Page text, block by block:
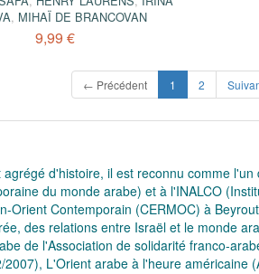
, MIHAÏ DE BRANCOVAN
9,99 €
← Précédent 1 (current)
2
d'histoire, il est reconnu comme
du monde arabe) et à l'INALCO
Contemporain (CERMOC) à
des relations entre Israël et le monde
de l'Association de solidarité franco-
L'Orient arabe à l'heure